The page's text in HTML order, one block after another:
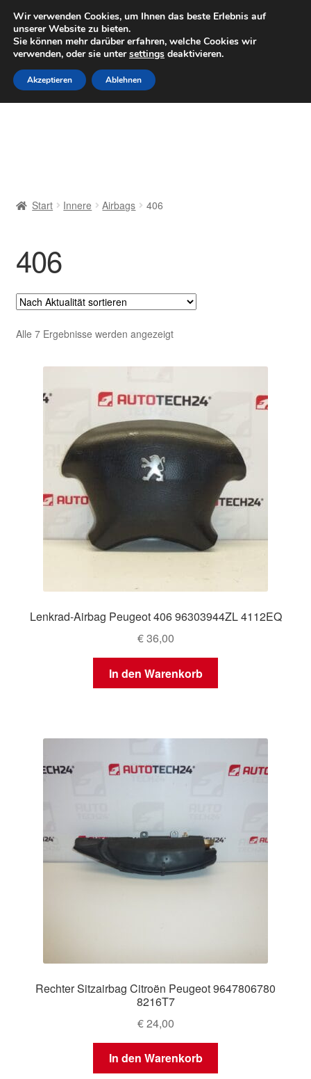
LIEFERUNG ab 6 EUR
Mo–Fr 9–16 Uhr · 0175 7465658
Zur
Navigation
springen
Zum
Inhalt
springen
Datenschutz-Bestimmungen
Impressum
Kasse
Kontakt
Mein Konto
Weltweiter Versand
Zahlungen
Start Innere Airbags 406
406
Alle 7 Ergebnisse werden angezeigtNach
sortiert
Lenkrad-Airbag Peugeot 406 96303944ZL 4112EQ
€36,00
In den Warenkorb
Rechter Sitzairbag Citroën Peugeot 9647806780
8216T7
€24,00
In den Warenkorb
Wir verwenden Cookies, um Ihnen das beste Erlebnis auf
unserer Website zu bieten.
Sie können mehr darüber erfahren, welche Cookies wir
verwenden, oder sie untersettings deaktivieren.
Akzeptieren Ablehnen